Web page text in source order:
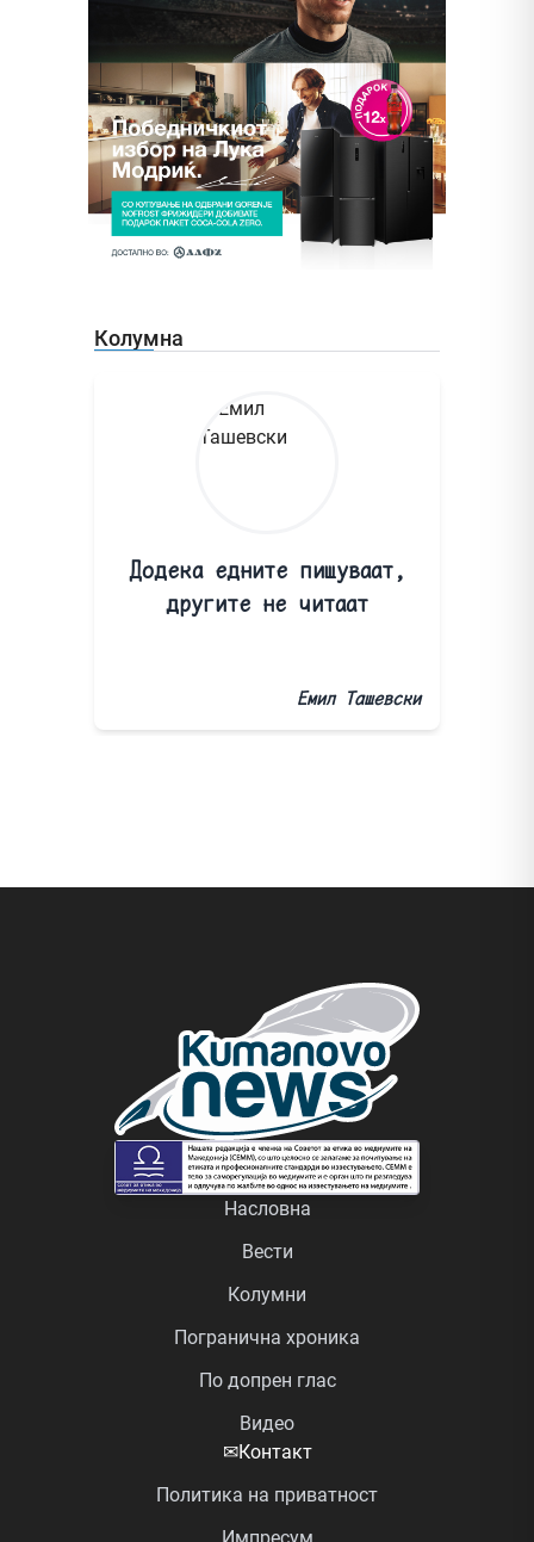
Колумна
Додека едните пишуваат,
другите не читаат
Емил Ташевски
Насловна
Вести
Колумни
Погранична хроника
По допрен глас
Видео
✉Контакт
Политика на приватност